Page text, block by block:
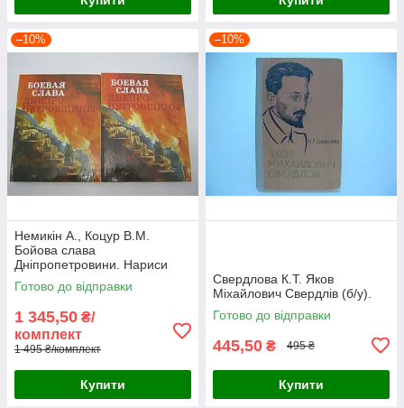
–10%
Немикін А., Коцур В.М.
Бойова слава
Дніпропетровини. Нариси
про Героях Радянського
Союзу (б/у).
Готово до відправки
1 345,50 ₴/
комплект
1 495 ₴/комплект
Купити
–10%
Свердлова К.Т. Яков
Міхайлович Свердлів (б/у).
Готово до відправки
445,50 ₴ 495 ₴
Купити